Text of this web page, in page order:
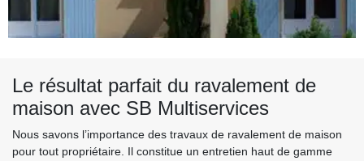
Le résultat parfait du ravalement de
maison avec SB Multiservices
Nous savons l’importance des travaux de ravalement de maison
pour tout propriétaire. Il constitue un entretien haut de gamme